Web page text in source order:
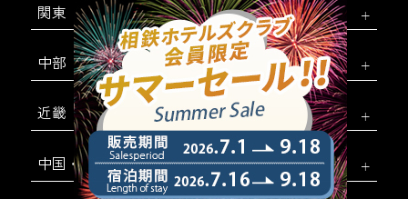
関東
中部
近畿
中国・四国